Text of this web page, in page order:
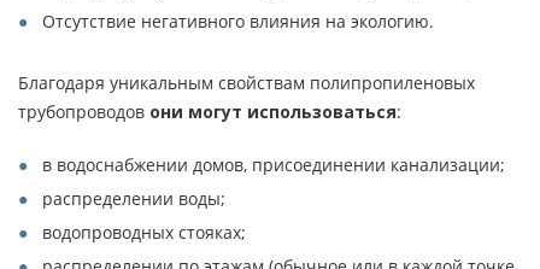
Отсутствие негативного влияния на экологию.
Благодаря уникальным свойствам полипропиленовых
трубопроводов они могут использоваться:
в водоснабжении домов, присоединении канализации;
распределении воды;
водопроводных стояках;